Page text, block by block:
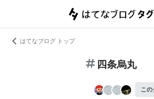
はてなブログ トップ
四条烏丸
この